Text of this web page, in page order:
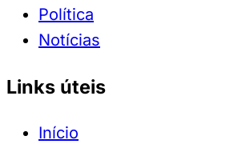
Política
Notícias
Links úteis
Início